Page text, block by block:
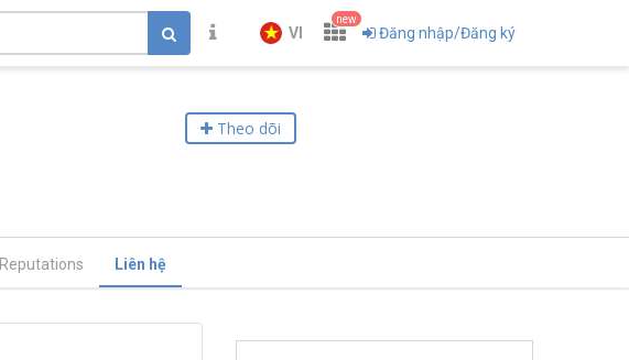
VI
new
Đăng nhập/Đăng ký
Theo dõi
Reputations Liên hệ